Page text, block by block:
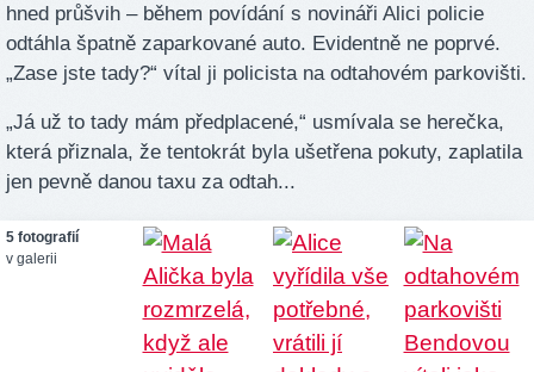
hned průšvih – během povídání s novináři Alici policie
odtáhla špatně zaparkované auto. Evidentně ne poprvé.
„Zase jste tady?“ vítal ji policista na odtahovém parkovišti.
„Já už to tady mám předplacené,“ usmívala se herečka,
která přiznala, že tentokrát byla ušetřena pokuty, zaplatila
jen pevně danou taxu za odtah...
5 fotografií
v galerii